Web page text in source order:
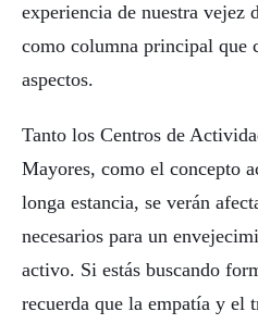
experiencia de nuestra vejez
como columna principal que
aspectos.
Tanto los Centros de
Mayores, como el concepto
longa estancia, se verán
necesarios para un
activo. Si estás buscando
recuerda que la empatía y el